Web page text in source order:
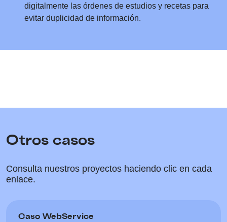
digitalmente las órdenes de estudios y recetas para
evitar duplicidad de información.
Otros casos
Consulta nuestros proyectos haciendo clic en cada
enlace.
Caso WebService